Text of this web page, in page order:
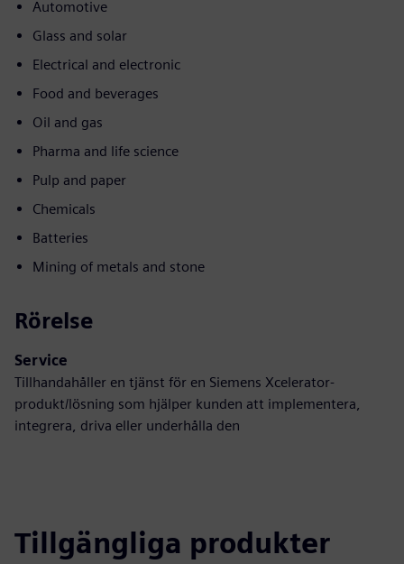
Automotive
Glass and solar
Electrical and electronic
Food and beverages
Oil and gas
Pharma and life science
Pulp and paper
Chemicals
Batteries
Mining of metals and stone
Rörelse
Service
Tillhandahåller en tjänst för en Siemens Xcelerator-
produkt/lösning som hjälper kunden att implementera,
integrera, driva eller underhålla den
Tillgängliga produkter